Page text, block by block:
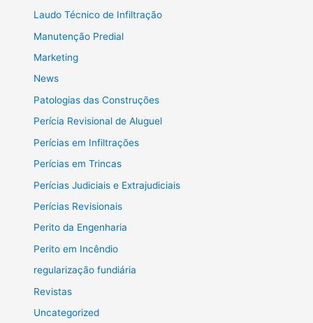
Laudo Técnico de Infiltração
Manutenção Predial
Marketing
News
Patologias das Construções
Perícia Revisional de Aluguel
Perícias em Infiltrações
Perícias em Trincas
Perícias Judiciais e Extrajudiciais
Perícias Revisionais
Perito da Engenharia
Perito em Incêndio
regularização fundiária
Revistas
Uncategorized